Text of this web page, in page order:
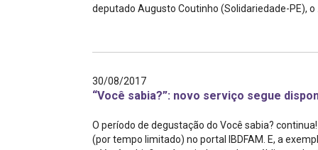
deputado Augusto Coutinho (Solidariedade-PE), o
30/08/2017
“Você sabia?”: novo serviço segue
O período de degustação do Você sabia?
(por tempo limitado) no portal IBDFAM. E, a